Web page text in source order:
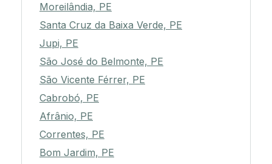
Moreilândia, PE
Santa Cruz da Baixa Verde, PE
Jupi, PE
São José do Belmonte, PE
São Vicente Férrer, PE
Cabrobó, PE
Afrânio, PE
Correntes, PE
Bom Jardim, PE